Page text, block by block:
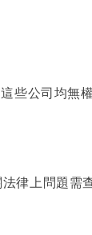
公司均無
律上問題